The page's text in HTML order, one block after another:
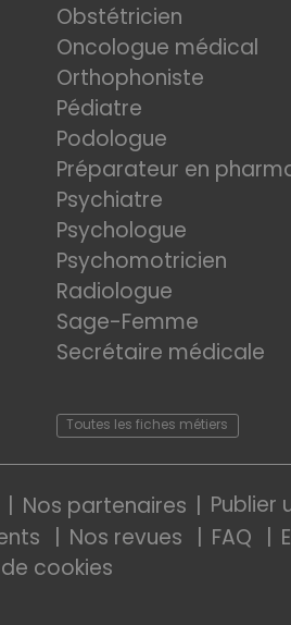
Obstétricien
Oncologue médical
Orthophoniste
Pédiatre
Podologue
Préparateur en
Psychiatre
Psychologue
Psychomotricien
Radiologue
Sage-Femme
Secrétaire médicale
Toutes les fiches métiers
Nos partenaires Publier
Nos revues FAQ
cookies